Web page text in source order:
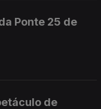
Ponte 25 de
de